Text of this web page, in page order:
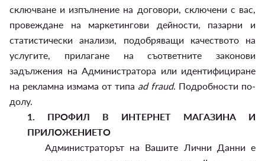
сключване и изпълнение на договори, сключени с вас,
провеждане на маркетингови дейности, пазарни и
статистически анализи, подобряващи качеството на
услугите, прилагане на съответните законови
задължения на Администратора или идентифициране
на рекламна измама от типа ad fraud. Подробности по-
долу.
1. ПРОФИЛ В ИНТЕРНЕТ МАГАЗИНА И
ПРИЛОЖЕНИЕТО
Администраторът на Вашите Лични Данни е